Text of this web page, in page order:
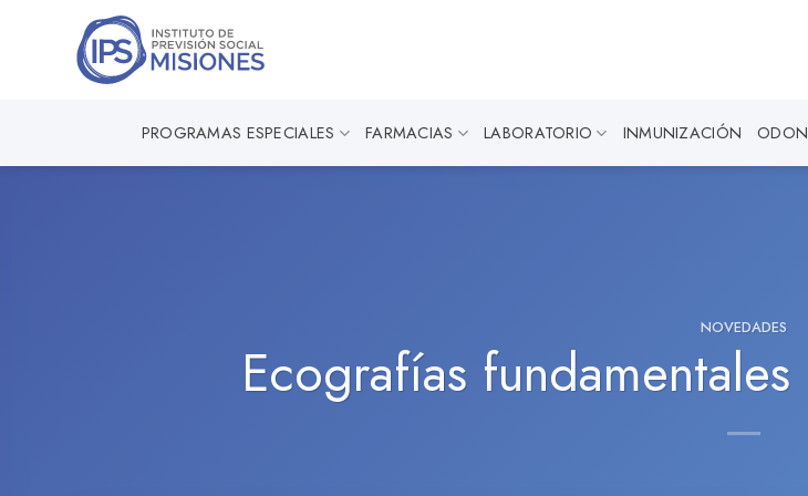
PROGRAMAS ESPECIALES FARMACIAS LABORATORIO INMUNIZACIÓN
NOVEDADES
Ecografías